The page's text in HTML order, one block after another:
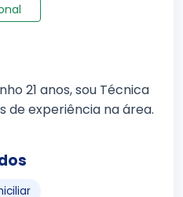
21 anos, sou Técnica
de experiência na área.